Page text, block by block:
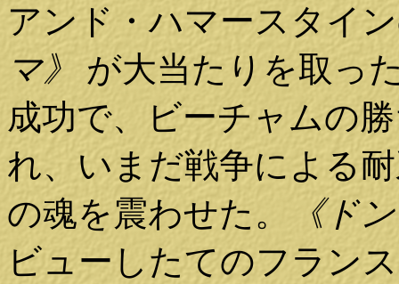
アンド・ハマースタイ
マ》 が大当たりを取っ
成功で、ビーチャムの
れ、いまだ戦争による
の魂を震わせた。
《ド
ビューしたてのフラン